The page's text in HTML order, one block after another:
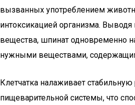
вызванных употреблением
интоксикацией организма.
вещества, шпинат одновременно
нужными веществами,
Клетчатка налаживает стабильную
пищеварительной системы, что